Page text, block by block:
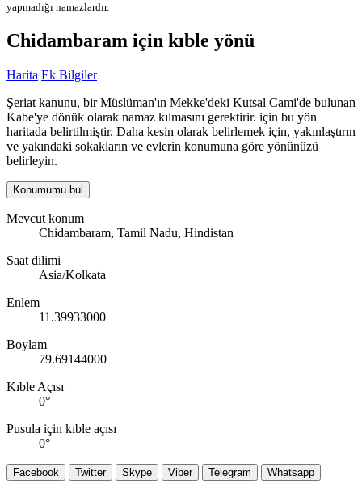
yapmadığı namazlardır.
Chidambaram için kıble yönü
Harita Ek Bilgiler
Şeriat kanunu, bir Müslüman'ın Mekke'deki Kutsal Cami'de bulunan
Kabe'ye dönük olarak namaz kılmasını gerektirir. için bu yön
haritada belirtilmiştir. Daha kesin olarak belirlemek için, yakınlaştırın
ve yakındaki sokakların ve evlerin konumuna göre yönünüzü
belirleyin.
Konumumu bul
Mevcut konum
Chidambaram, Tamil Nadu, Hindistan
Saat dilimi
Asia/Kolkata
Enlem
11.39933000
Boylam
79.69144000
Kıble Açısı
0°
Pusula için kıble açısı
0°
Facebook Twitter Skype Viber Telegram Whatsapp